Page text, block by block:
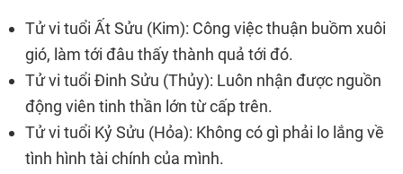
Tử vi tuổi Ất Sửu (Kim): Công việc thuận buồm xuôi
gió, làm tới đâu thấy thành quả tới đó.
Tử vi tuổi Đinh Sửu (Thủy): Luôn nhận được nguồn
động viên tinh thần lớn từ cấp trên.
Tử vi tuổi Kỷ Sửu (Hỏa): Không có gì phải lo lắng về
tình hình tài chính của mình.